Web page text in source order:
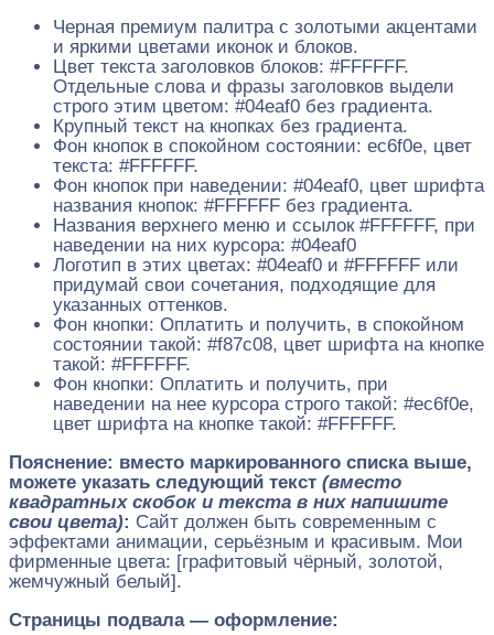
Черная премиум палитра с золотыми акцентами
и яркими цветами иконок и блоков.
Цвет текста заголовков блоков: #FFFFFF.
Отдельные слова и фразы заголовков выдели
строго этим цветом: #04eaf0 без градиента.
Крупный текст на кнопках без градиента.
Фон кнопок в спокойном состоянии: ec6f0e, цвет
текста: #FFFFFF.
Фон кнопок при наведении: #04eaf0, цвет шрифта
названия кнопок: #FFFFFF без градиента.
Названия верхнего меню и ссылок #FFFFFF, при
наведении на них курсора: #04eaf0
Логотип в этих цветах: #04eaf0 и #FFFFFF или
придумай свои сочетания, подходящие для
указанных оттенков.
Фон кнопки: Оплатить и получить, в спокойном
состоянии такой: #f87c08, цвет шрифта на кнопке
такой: #FFFFFF.
Фон кнопки: Оплатить и получить, при
наведении на нее курсора строго такой: #ec6f0e,
цвет шрифта на кнопке такой: #FFFFFF.
Пояснение: вместо маркированного списка выше,
можете указать следующий текст (вместо
квадратных скобок и текста в них напишите
свои цвета): Сайт должен быть современным с
эффектами анимации, серьёзным и красивым. Мои
фирменные цвета: [графитовый чёрный, золотой,
жемчужный белый].
Страницы подвала — оформление: